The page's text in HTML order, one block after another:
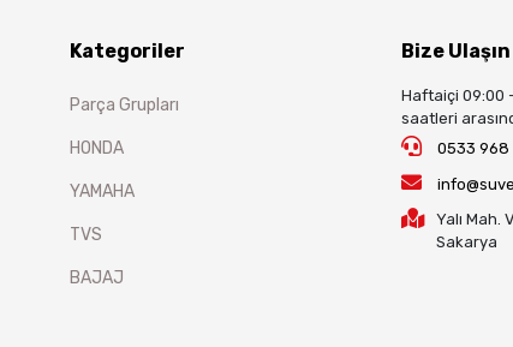
Kategoriler
Parça Grupları
HONDA
YAMAHA
TVS
BAJAJ
Bize Ulaşın
Haftaiçi 09:00
saatleri
0533 968
Yalı Mah.
Sakarya